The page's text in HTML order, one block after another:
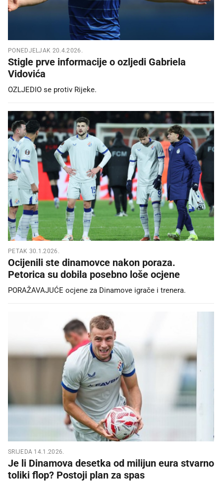
PONEDJELJAK 20.4.2026.
Stigle prve informacije o ozljedi Gabriela
Vidovića
OZLJEDIO se protiv Rijeke.
PETAK 30.1.2026.
Ocijenili ste dinamovce nakon poraza.
Petorica su dobila posebno loše ocjene
PORAŽAVAJUĆE ocjene za Dinamove igrače i trenera.
SRIJEDA 14.1.2026.
Je li Dinamova desetka od milijun eura stvarno
toliki flop? Postoji plan za spas